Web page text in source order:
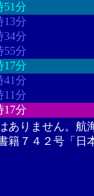
51分
13分
34分
55分
17分
41分
11分
17分
りません。航
７４２号「日